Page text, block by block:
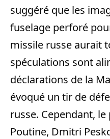
suggéré que les
fuselage perforé
missile russe aurait
spéculations sont
déclarations de la
évoqué un tir de
russe. Cependant,
Poutine, Dmitri